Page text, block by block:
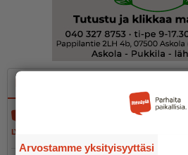
Aleksanterinkadun silta
LYHYET
Arvostamme yksityisyyttäsi